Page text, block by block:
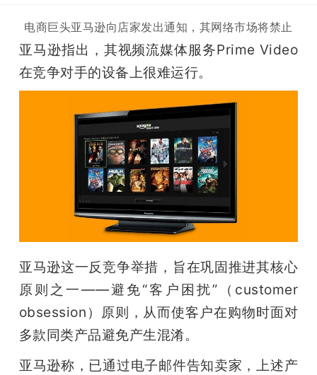
公
中
心
电商巨头亚马逊向店家发出通知，其网络市场将禁止
销售谷歌Chromecast和苹果电视等视频流媒体领域竞争
对手的产品，这些产品不得新上架，原有库存的发布
帖将在10月29日被移除。
亚马逊指出，其视频流媒体服务Prime Video
在竞争对手的设备上很难运行。
亚马逊这一反竞争举措，旨在巩固推进其核心
原则之一——避免“客户困扰”（customer
obsession）原则，从而使客户在购物时面对
多款同类产品避免产生混淆。
亚马逊称，已通过电子邮件告知卖家，上述产